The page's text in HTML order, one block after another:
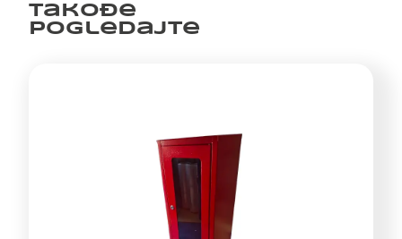
Takođe
pogledajte